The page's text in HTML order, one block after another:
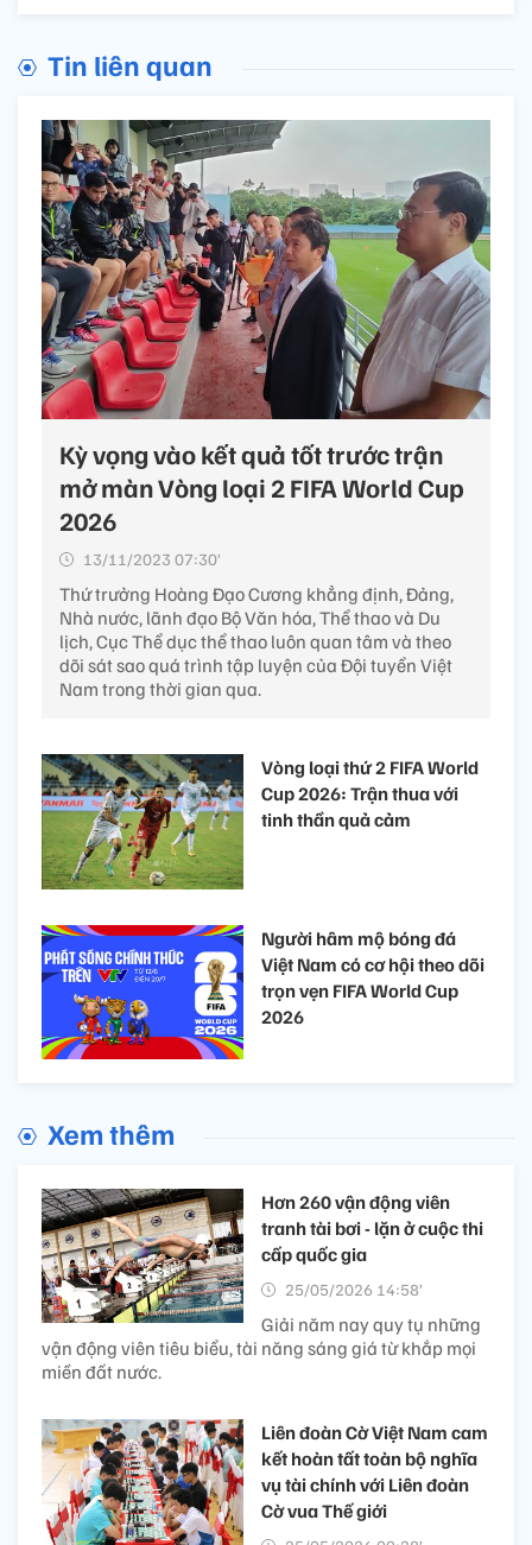
Tin liên quan
Kỳ vọng vào kết quả tốt trước trận
mở màn Vòng loại 2 FIFA World Cup
2026
13/11/2023 07:30’
Thứ trưởng Hoàng Đạo Cương khẳng định, Đảng,
Nhà nước, lãnh đạo Bộ Văn hóa, Thể thao và Du
lịch, Cục Thể dục thể thao luôn quan tâm và theo
dõi sát sao quá trình tập luyện của Đội tuyển Việt
Nam trong thời gian qua.
Vòng loại thứ 2 FIFA World
Cup 2026: Trận thua với
tinh thần quả cảm
Người hâm mộ bóng đá
Việt Nam có cơ hội theo dõi
trọn vẹn FIFA World Cup
2026
Xem thêm
Hơn 260 vận động viên
tranh tài bơi - lặn ở cuộc thi
cấp quốc gia
25/05/2026 14:58’
Giải năm nay quy tụ những
vận động viên tiêu biểu, tài năng sáng giá từ khắp mọi
miền đất nước.
Liên đoàn Cờ Việt Nam cam
kết hoàn tất toàn bộ nghĩa
vụ tài chính với Liên đoàn
Cờ vua Thế giới